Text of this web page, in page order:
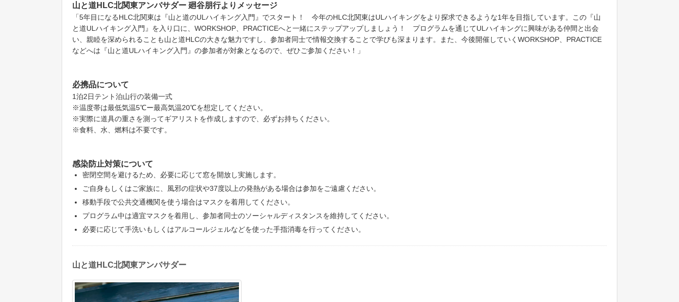
山と道HLC北関東アンバサダー 廻谷朋行よりメッセージ
「5年目になるHLC北関東は『山と道のULハイキング入門』でスタート！ 今年のHLC北関東はULハイキングをより探求できるような1年を目指しています。この『山
と道ULハイキング入門』を入り口に、WORKSHOP、PRACTICEへと一緒にステップアップしましょう！ プログラムを通じてULハイキングに興味がある仲間と出会
い、親睦を深められることも山と道HLCの大きな魅力ですし、参加者同士で情報交換することで学びも深まります。また、今後開催していくWORKSHOP、PRACTICE
などへは『山と道ULハイキング入門』の参加者が対象となるので、ぜひご参加ください！」
必携品について
1泊2日テント泊山行の装備一式
※温度帯は最低気温5℃ー最高気温20℃を想定してください。
※実際に道具の重さを測ってギアリストを作成しますので、必ずお持ちください。
※食料、水、燃料は不要です。
感染防止対策について
密閉空間を避けるため、必要に応じて窓を開放し実施します。
ご自身もしくはご家族に、風邪の症状や37度以上の発熱がある場合は参加をご遠慮ください。
移動手段で公共交通機関を使う場合はマスクを着用してください。
プログラム中は適宜マスクを着用し、参加者同士のソーシャルディスタンスを維持してください。
必要に応じて手洗いもしくはアルコールジェルなどを使った手指消毒を行ってください。
山と道HLC北関東アンバサダー